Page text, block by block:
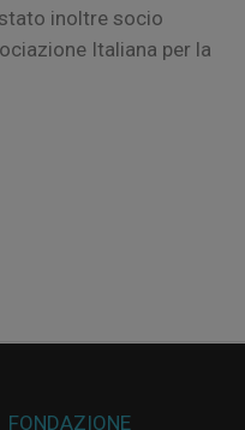
inoltre socio
Italiana per la
FONDAZIONE